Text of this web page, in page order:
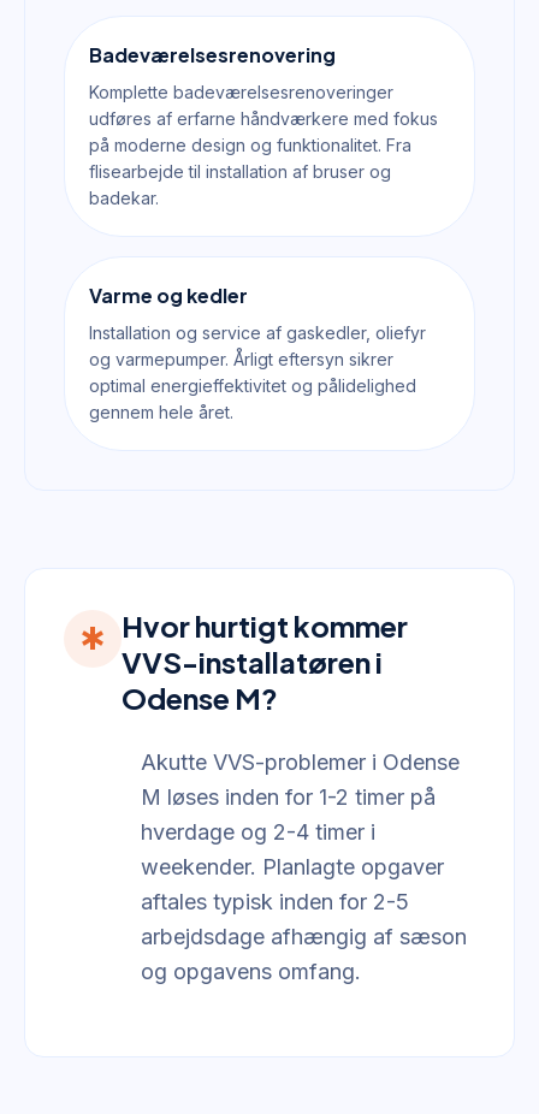
Badeværelsesrenovering
Komplette badeværelsesrenoveringer
udføres af erfarne håndværkere med fokus
på moderne design og funktionalitet. Fra
flisearbejde til installation af bruser og
badekar.
Varme og kedler
Installation og service af gaskedler, oliefyr
og varmepumper. Årligt eftersyn sikrer
optimal energieffektivitet og pålidelighed
gennem hele året.
emergency
Hvor hurtigt kommer
VVS-installatøren i
Odense M?
Akutte VVS-problemer i Odense
M løses inden for 1-2 timer på
hverdage og 2-4 timer i
weekender. Planlagte opgaver
aftales typisk inden for 2-5
arbejdsdage afhængig af sæson
og opgavens omfang.